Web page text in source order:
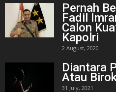
Pernah
Fadil
Calon
Kapolri
2 August, 2020
Diantara
Atau
31 July, 2021